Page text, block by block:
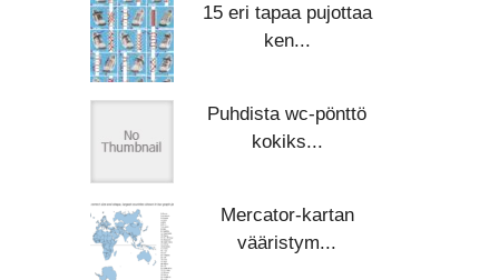
15 eri tapaa pujottaa
ken...
Puhdista wc-pönttö
kokiks...
Mercator-kartan
vääristym...